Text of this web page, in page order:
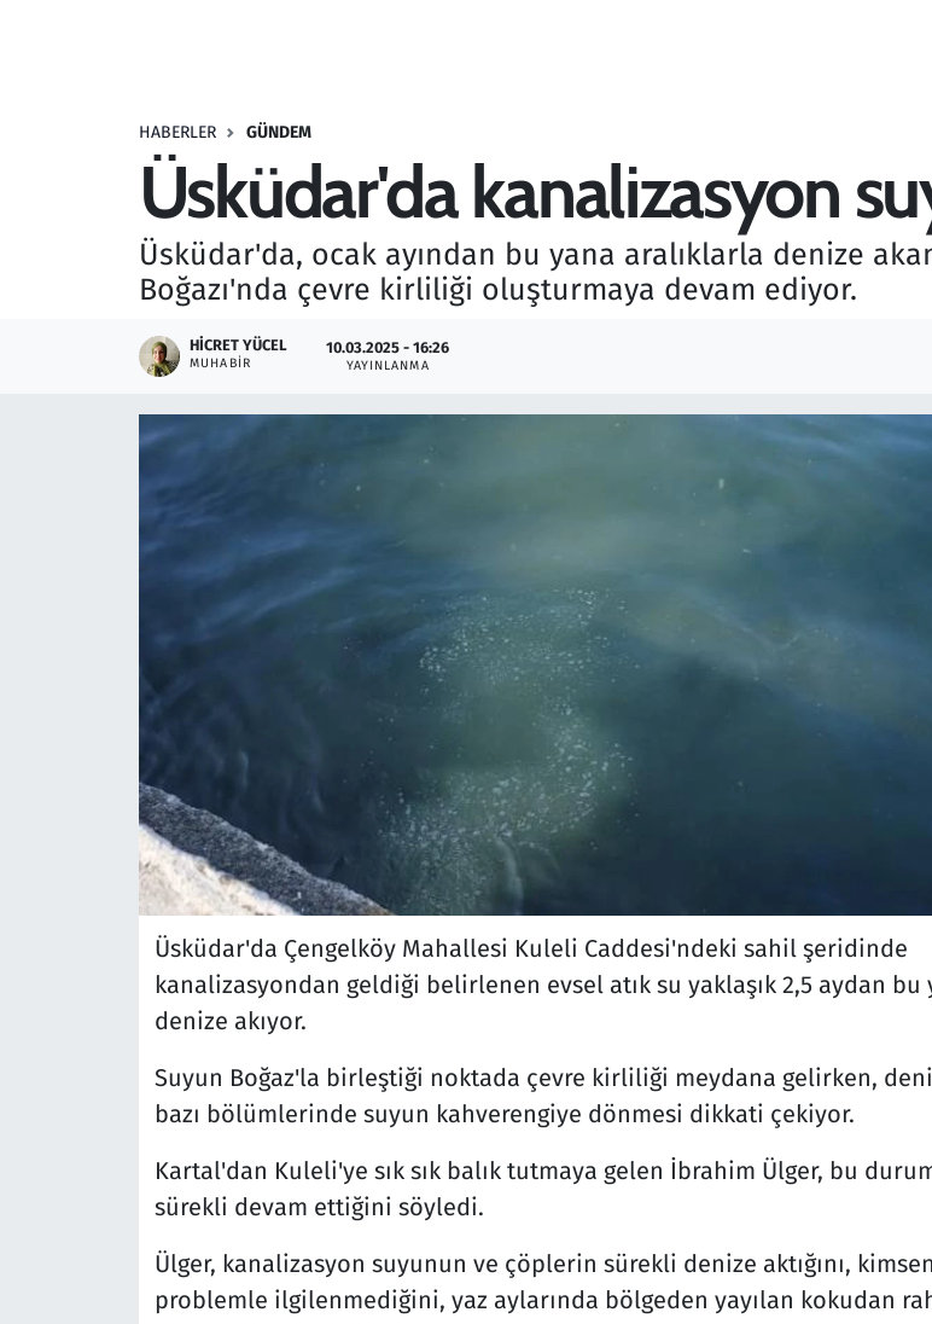
HABERLER GÜNDEM
Üsküdar'da kanalizasyon
Üsküdar'da, ocak ayından bu yana aralıklarla denize
Boğazı'nda çevre kirliliği oluşturmaya devam ediyor.
HICRET YÜCEL
MUHABIR
10.03.2025 - 16:26
YAYINLANMA
Üsküdar'da Çengelköy Mahallesi Kuleli Caddesi'ndeki sahil şeridinde
kanalizasyondan geldiği belirlenen evsel atık su yaklaşık 2,5 aydan bu
denize akıyor.
Suyun Boğaz'la birleştiği noktada çevre kirliliği meydana gelirken,
bazı bölümlerinde suyun kahverengiye dönmesi dikkati çekiyor.
Kartal'dan Kuleli'ye sık sık balık tutmaya gelen İbrahim Ülger, bu
sürekli devam ettiğini söyledi.
Ülger, kanalizasyon suyunun ve çöplerin sürekli denize aktığını,
problemle ilgilenmediğini, yaz aylarında bölgeden yayılan kokudan
Savunma Sanayi
Seçim 2023
Teknoloji ve Bilim
Televizyon